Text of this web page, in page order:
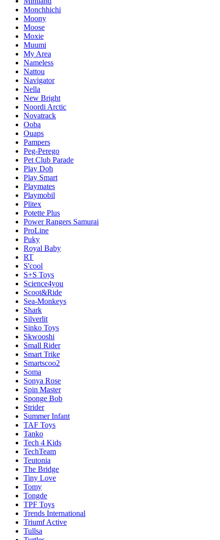
Monchhichi
Moony
Moose
Moxie
Muumi
My Area
Nameless
Nattou
Navigator
Nella
New Bright
Noordi Arctic
Novatrack
Ooba
Ouaps
Pampers
Peg-Perego
Pet Club Parade
Play Doh
Play Smart
Playmates
Playmobil
Plitex
Potette Plus
Power Rangers Samurai
ProLine
Puky
Royal Baby
RT
S'cool
S+S Toys
Science4you
Scoot&Ride
Sea-Monkeys
Shark
Silverlit
Sinko Toys
Skwooshi
Small Rider
Smart Trike
Smartscoo2
Soma
Sonya Rose
Spin Master
Sponge Bob
Strider
Summer Infant
TAF Toys
Tanko
Tech 4 Kids
TechTeam
Teutonia
The Bridge
Tiny Love
Tomy
Tongde
TPF Toys
Trends International
Triumf Active
Tullsa